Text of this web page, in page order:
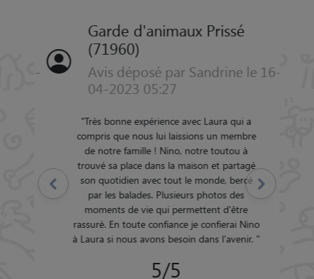
Garde d'animaux Prissé
(71960)
Avis déposé par Sandrine le 16-
04-2023 05:27
Très bonne expérience avec Laura qui a
compris que nous lui laissions un membre
de notre famille ! Nino, notre toutou à
trouvé sa place dans la maison et partagé
son quotidien avec tout le monde, bercé
par les balades. Plusieurs photos des
moments de vie qui permettent d'être
rassuré. En toute confiance je confierai Nino
à Laura si nous avons besoin dans l'avenir."
5/5
Précédent Suivant